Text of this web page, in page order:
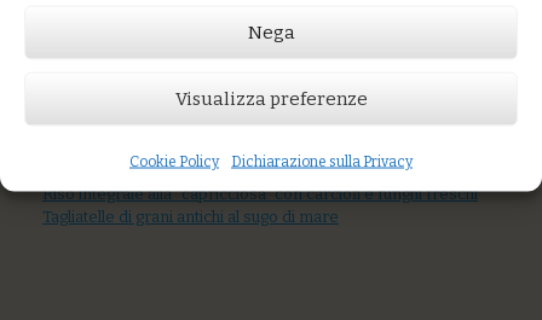
Nega
Visualizza preferenze
Cookie Policy Dichiarazione sulla Privacy
AGGIUNGI AL CARRELLO
You might also like
Riso integrale alla “capricciosa” con carciofi e funghi freschi
Tagliatelle di grani antichi al sugo di mare